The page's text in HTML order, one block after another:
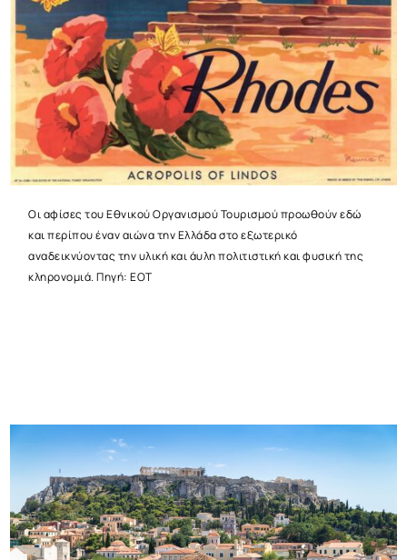
Οι αφίσες του Εθνικού Οργανισμού Τουρισμού προωθούν εδώ
και περίπου έναν αιώνα την Ελλάδα στο εξωτερικό
αναδεικνύοντας την υλική και άυλη πολιτιστική και φυσική της
κληρονομιά. Πηγή: ΕΟΤ